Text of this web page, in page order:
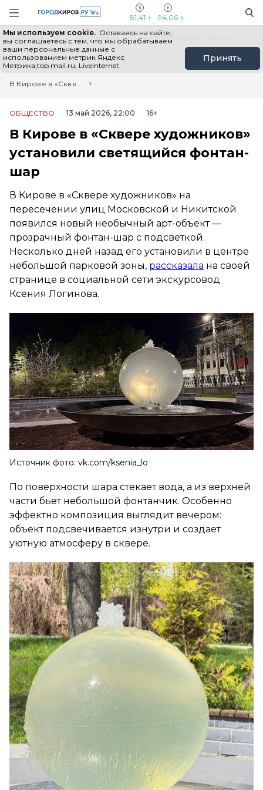
Навигация сайта
81,41 94,06
Мы используем cookie. Оставаясь на сайте,
вы соглашаетесь с тем, что мы обрабатываем
ваши персональные данные с
использованием метрик Яндекс
Метрика,top.mail.ru, LiveInternet.
Принять
Выборы - 2026 Все новости Мы в Telegram
Главная
Лента новостей
В Кирове в «Сквере художников» установили светящийся фонтан-шар
ОБЩЕСТВО 13 май 2026, 22:00 16+
В Кирове в «Сквере художников»
установили светящийся фонтан-
шар
В Кирове в «Сквере художников» на
пересечении улиц Московской и Никитской
появился новый необычный арт-объект —
прозрачный фонтан-шар с подсветкой.
Несколько дней назад его установили в центре
небольшой парковой зоны, рассказала на своей
странице в социальной сети экскурсовод
Ксения Логинова.
Источник фото: vk.com/ksenia_lo
По поверхности шара стекает вода, а из верхней
части бьет небольшой фонтанчик. Особенно
эффектно композиция выглядит вечером:
объект подсвечивается изнутри и создает
уютную атмосферу в сквере.